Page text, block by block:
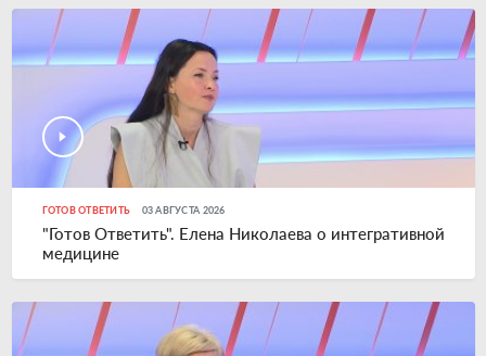
ГОТОВ ОТВЕТИТЬ 03 АВГУСТА 2026
"Готов Ответить". Елена Николаева о интегративной
медицине